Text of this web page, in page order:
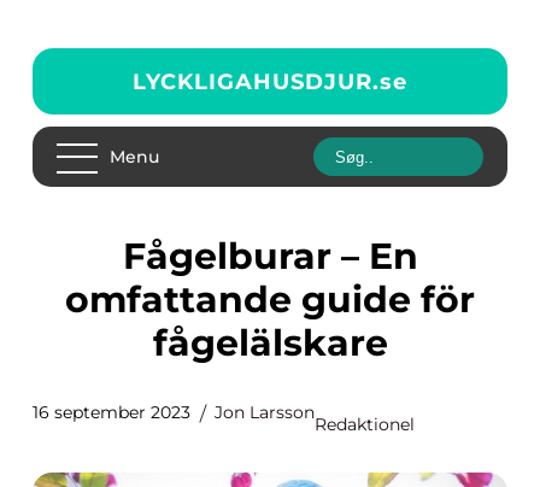
LYCKLIGAHUSDJUR.se
Menu
Fågelburar – En
omfattande guide för
fågelälskare
16 september 2023 Jon Larsson
Redaktionel